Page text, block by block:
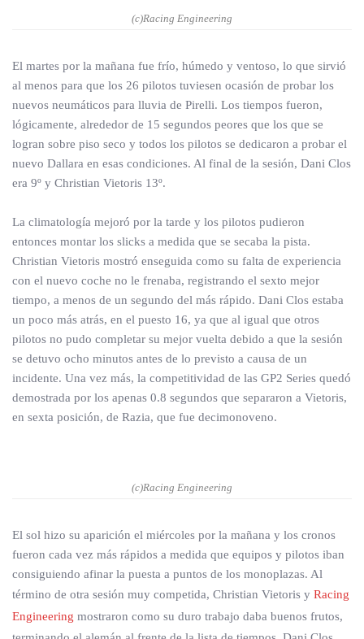
(c)Racing Engineering
El martes por la mañana fue frío, húmedo y ventoso, lo que sirvió
al menos para que los 26 pilotos tuviesen ocasión de probar los
nuevos neumáticos para lluvia de Pirelli. Los tiempos fueron,
lógicamente, alrededor de 15 segundos peores que los que se
logran sobre piso seco y todos los pilotos se dedicaron a probar el
nuevo Dallara en esas condiciones. Al final de la sesión, Dani Clos
era 9º y Christian Vietoris 13º.
La climatología mejoró por la tarde y los pilotos pudieron
entonces montar los slicks a medida que se secaba la pista.
Christian Vietoris mostró enseguida como su falta de experiencia
con el nuevo coche no le frenaba, registrando el sexto mejor
tiempo, a menos de un segundo del más rápido. Dani Clos estaba
un poco más atrás, en el puesto 16, ya que al igual que otros
pilotos no pudo completar su mejor vuelta debido a que la sesión
se detuvo ocho minutos antes de lo previsto a causa de un
incidente. Una vez más, la competitividad de las GP2 Series quedó
demostrada por los apenas 0.8 segundos que separaron a Vietoris,
en sexta posición, de Razia, que fue decimonoveno.
(c)Racing Engineering
El sol hizo su aparición el miércoles por la mañana y los cronos
fueron cada vez más rápidos a medida que equipos y pilotos iban
consiguiendo afinar la puesta a puntos de los monoplazas. Al
término de otra sesión muy competida, Christian Vietoris y Racing
Engineering mostraron como su duro trabajo daba buenos frutos,